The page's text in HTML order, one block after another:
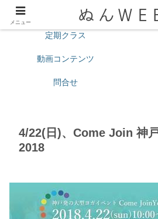
プロフィール
定期クラス
動画コンテンツ
問合せ
4/22(日)、Come Join 神
2018
メニュー